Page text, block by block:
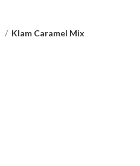
Klam Caramel Mix